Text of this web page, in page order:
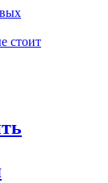
стоит